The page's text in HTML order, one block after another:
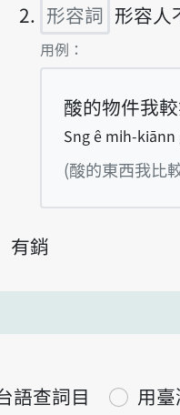
形容詞 形容人
第2項釋義的
用例：
酸的物件我
Sng ê mi̍h-
(酸的東西我比
有銷
語查詞目
用